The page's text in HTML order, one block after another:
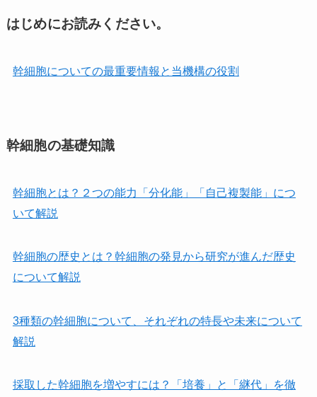
はじめにお読みください。
幹細胞についての最重要情報と当機構の役割
幹細胞の基礎知識
幹細胞とは？２つの能力「分化能」「自己複製能」につ
いて解説
幹細胞の歴史とは？幹細胞の発見から研究が進んだ歴史
について解説
3種類の幹細胞について、それぞれの特長や未来について
解説
採取した幹細胞を増やすには？「培養」と「継代」を徹